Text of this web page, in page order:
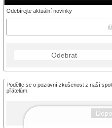
Odebírejte aktuální novinky
Odebrat
Podělte se o pozitivní zkušenost z naší
přátelům: